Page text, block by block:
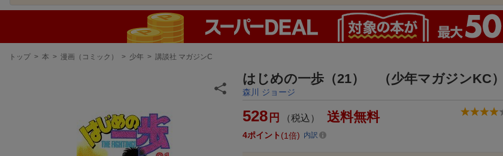
現
トップ > 本 > 漫画（コミック） > 少年 > 講談社 マガジンC
はじめの一歩（21） （少年マガジンKC）
森川 ジョージ
528 円 （税込） 送料無料
4ポイント 1倍 内訳